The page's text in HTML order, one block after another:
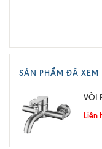
SẢN PHẨM ĐÃ XEM
VÒI
Liên